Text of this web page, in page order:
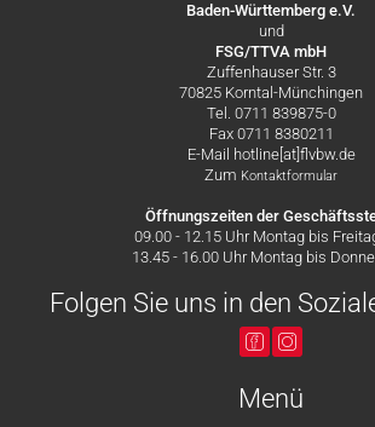
Baden-Württemberg e.V.
und
FSG/TTVA mbH
Zuffenhauser Str. 3
70825 Korntal-Münchingen
Tel. 0711 839875-0
Fax 0711 8380211
E-Mail hotline[at]flvbw.de
Zum Kontaktformular
Öffnungszeiten der
09.00 - 12.15 Uhr Montag bis
13.45 - 16.00 Uhr Montag bis
Folgen Sie uns in den
Menü